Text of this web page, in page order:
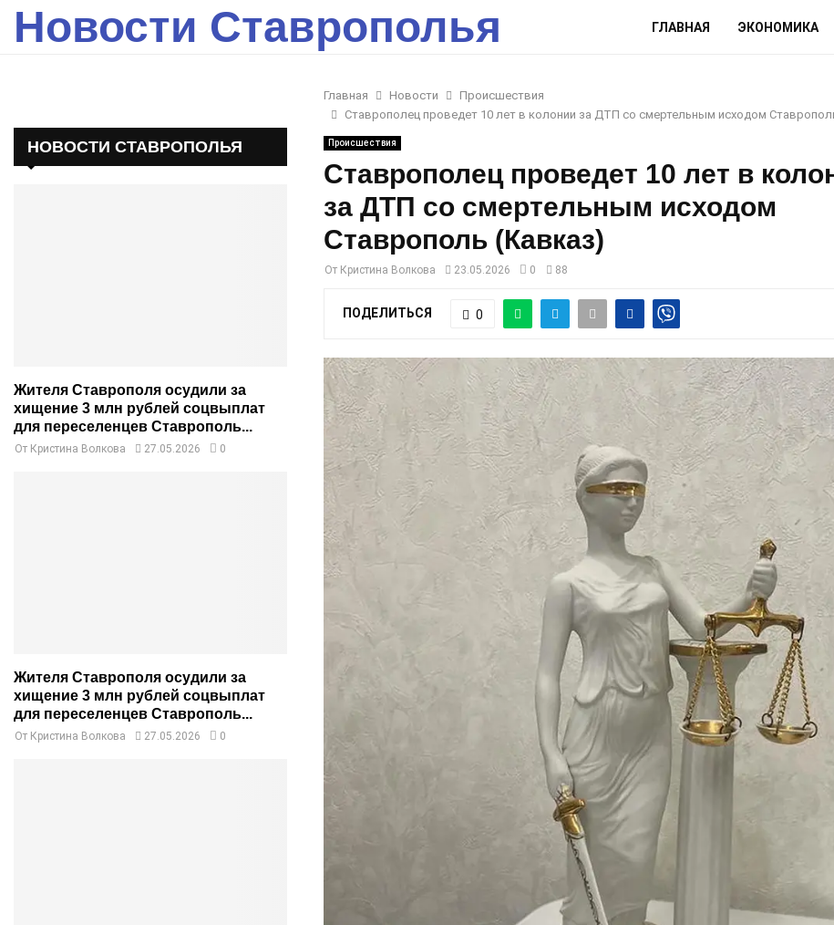
Новости Ставрополья ГЛАВНАЯ ЭКОНОМИКА
Главная Новости
Происшествия
Ставрополец проведет 10 лет в колонии за ДТП со смертельным исходом
Происшествия
Ставрополец проведет 10 лет в
за ДТП со смертельным исходом
Ставрополь (Кавказ)
От Кристина Волкова 23.05.2026 0 88
ПОДЕЛИТЬСЯ 0
НОВОСТИ СТАВРОПОЛЬЯ
Жителя Ставрополя осудили за
хищение 3 млн рублей соцвыплат
для переселенцев Ставрополь...
От Кристина Волкова 27.05.2026 0
Жителя Ставрополя осудили за
хищение 3 млн рублей соцвыплат
для переселенцев Ставрополь...
От Кристина Волкова 27.05.2026 0